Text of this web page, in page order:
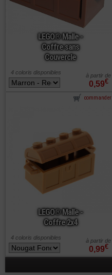
LEGO® Malle -
Coffre sans
Couvercle
0,59€
à partir de
4 coloris disponibles
LEGO® Malle -
Coffre 2x4
0,99€
à partir de
commander
4 coloris disponibles